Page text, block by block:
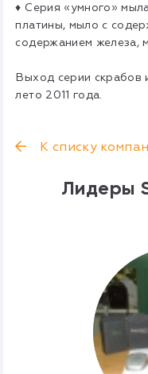
♦ Серия «умного»
платины, мыло с
содержанием железа,
Выход серии скрабов
лето 2011 года.
К списку
Лидеры